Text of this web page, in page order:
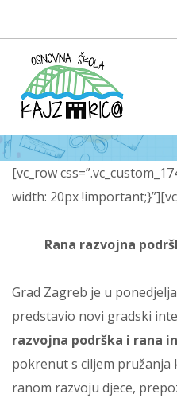
[vc_row
width: 20px
Rana razvojna
Grad Zagreb je u
predstavio novi gradski
razvojna podrška i rana
pokrenut s ciljem pružanja
ranom razvoju djece,